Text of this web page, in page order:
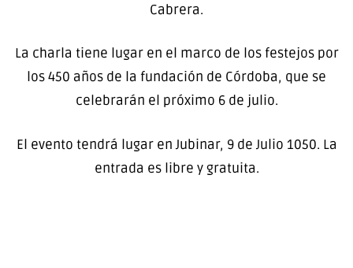
Cabrera.
La charla tiene lugar en el marco de los festejos por
los 450 años de la fundación de Córdoba, que se
celebrarán el próximo 6 de julio.
El evento tendrá lugar en Jubinar, 9 de Julio 1050. La
entrada es libre y gratuita.